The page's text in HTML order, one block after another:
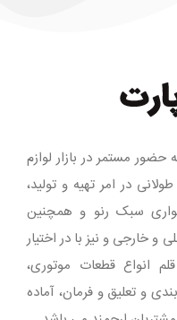
مستمر در بازار لوازم
در امر تهیه و تولید،
سبک رنو و همچنین
خارجی و نیز با در اختیار
داشتن سبد کالایی با بیش از 1500 قلم انواع قطعات موتوری،
و تعلیق و فرمان، آماده